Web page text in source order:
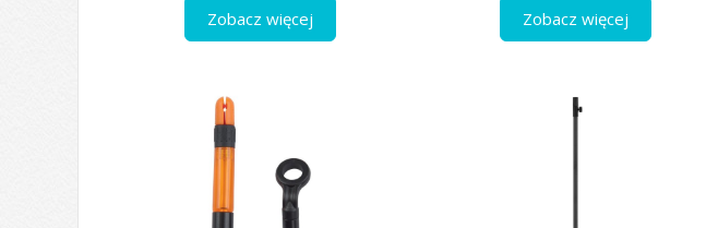
Zobacz więcej Zobacz więcej